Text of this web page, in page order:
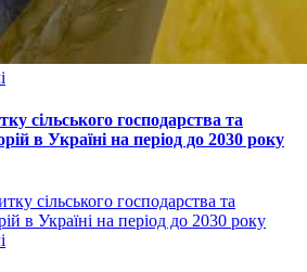
сільського господарства та
в Україні на період до 2030 року